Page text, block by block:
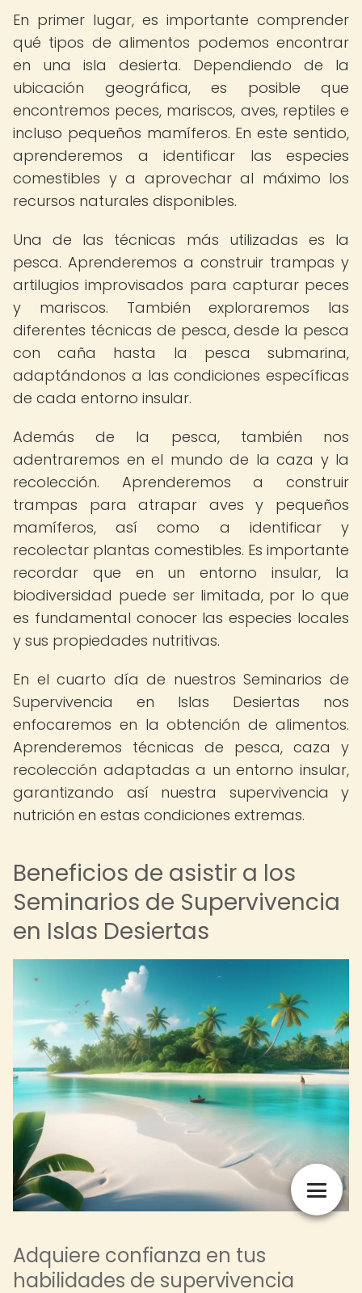
En primer lugar, es importante comprender
qué tipos de alimentos podemos encontrar
en una isla desierta. Dependiendo de la
ubicación geográfica, es posible que
encontremos peces, mariscos, aves, reptiles e
incluso pequeños mamíferos. En este sentido,
aprenderemos a identificar las especies
comestibles y a aprovechar al máximo los
recursos naturales disponibles.
Una de las técnicas más utilizadas es la
pesca. Aprenderemos a construir trampas y
artilugios improvisados para capturar peces
y mariscos. También exploraremos las
diferentes técnicas de pesca, desde la pesca
con caña hasta la pesca submarina,
adaptándonos a las condiciones específicas
de cada entorno insular.
Además de la pesca, también nos
adentraremos en el mundo de la caza y la
recolección. Aprenderemos a construir
trampas para atrapar aves y pequeños
mamíferos, así como a identificar y
recolectar plantas comestibles. Es importante
recordar que en un entorno insular, la
biodiversidad puede ser limitada, por lo que
es fundamental conocer las especies locales
y sus propiedades nutritivas.
En el cuarto día de nuestros Seminarios de
Supervivencia en Islas Desiertas nos
enfocaremos en la obtención de alimentos.
Aprenderemos técnicas de pesca, caza y
recolección adaptadas a un entorno insular,
garantizando así nuestra supervivencia y
nutrición en estas condiciones extremas.
Beneficios de asistir a los
Seminarios de Supervivencia
en Islas Desiertas
Adquiere confianza en tus
habilidades de supervivencia